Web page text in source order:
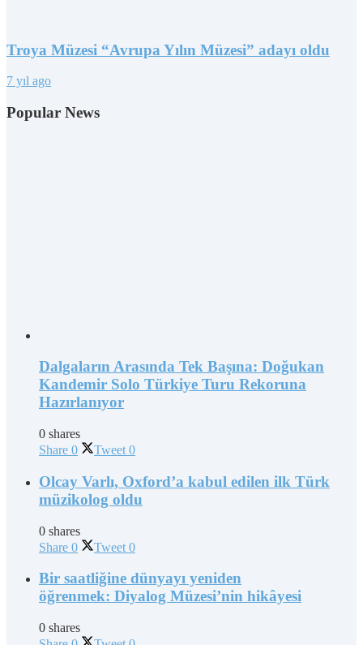
Troya Müzesi “Avrupa Yılın Müzesi” adayı oldu
7 yıl ago
Popular News
Dalgaların Arasında Tek Başına: Doğukan
Kandemir Solo Türkiye Turu Rekoruna
Hazırlanıyor
0 shares
Share 0 Tweet 0
Olcay Varlı, Oxford’a kabul edilen ilk Türk
müzikolog oldu
0 shares
Share 0 Tweet 0
Bir saatliğine dünyayı yeniden
öğrenmek: Diyalog Müzesi’nin hikâyesi
0 shares